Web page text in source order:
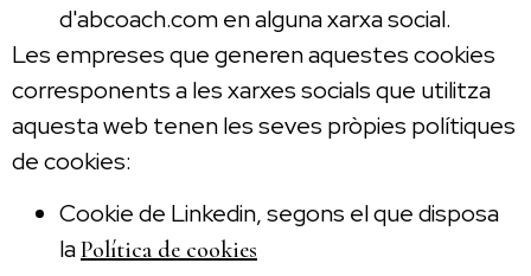
d'abcoach.com en alguna xarxa social.
Les empreses que generen aquestes cookies
corresponents a les xarxes socials que utilitza
aquesta web tenen les seves pròpies polítiques
de cookies:
Cookie de Linkedin, segons el que disposa
laPolítica de cookies